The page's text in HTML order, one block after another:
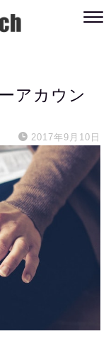
アカウン
2017年9月10日